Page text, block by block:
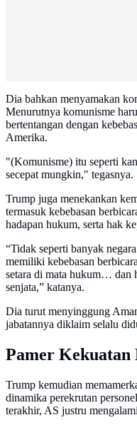
Dia bahkan menyamakan
Menurutnya komunisme
bertentangan dengan
Amerika.
"(Komunisme) itu seperti
secepat mungkin," tegasnya.
Trump juga menekankan
termasuk kebebasan
hadapan hukum, serta hak
“Tidak seperti banyak
memiliki kebebasan
setara di mata hukum… dan
senjata,” katanya.
Dia turut menyinggung
jabatannya diklaim selalu
Pamer
Trump kemudian
dinamika perekrutan
terakhir, AS justru